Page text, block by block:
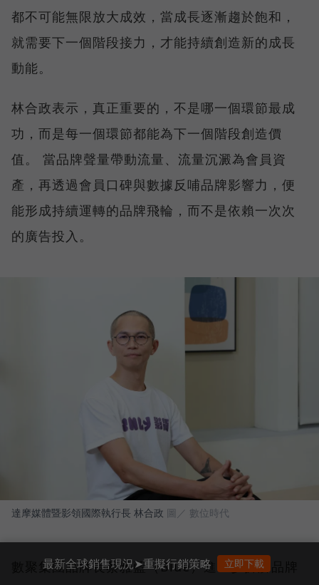
都不可能無限放大成效，當成長逐漸趨於飽和，
就需要下一個階段接力，才能持續創造新的成長
動能。
林合政表示，真正重要的，不是哪一個環節最成
功，而是每一個環節都能為下一個階段創造價
值。 當品牌聲量帶動流量、流量沉澱為會員資
產，再透過會員口碑與數據反哺品牌影響力，便
能形成持續運轉的品牌飛輪，而不是依賴一次次
的廣告投入。
達摩媒體暨影領國際執行長 林合政 圖／ 數位時代
數聚集團品牌長蔡雅藍（Blue）進一步拆解品牌
最新全球銷售現況➤重擬行銷策略 立即下載